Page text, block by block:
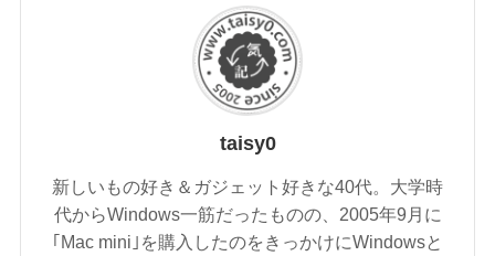
taisy0
新しいもの好き＆ガジェット好きな40代。大学時
代からWindows一筋だったものの、2005年9月に
｢Mac mini｣を購入したのをきっかけにWindowsと